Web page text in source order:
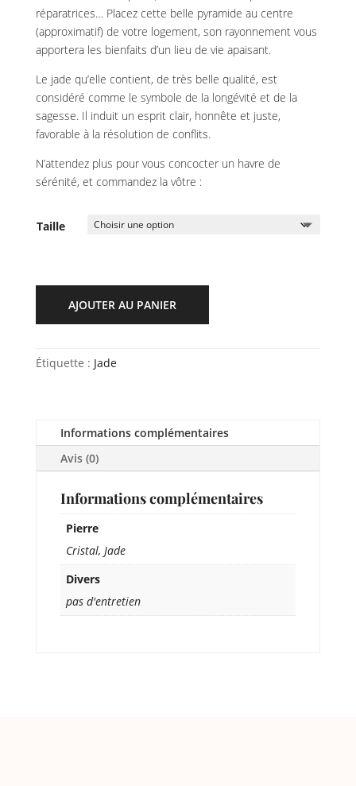
réparatrices… Placez cette belle pyramide au centre
(approximatif) de votre logement, son rayonnement vous
apportera les bienfaits d’un lieu de vie apaisant.
Le jade qu’elle contient, de très belle qualité, est
considéré comme le symbole de la longévité et de la
sagesse. Il induit un esprit clair, honnête et juste,
favorable à la résolution de conflits.
N’attendez plus pour vous concocter un havre de
sérénité, et commandez la vôtre :
Taille
AJOUTER AU PANIER
Étiquette : Jade
Informations complémentaires
Avis (0)
Informations complémentaires
Pierre
Cristal, Jade
Divers
pas d'entretien